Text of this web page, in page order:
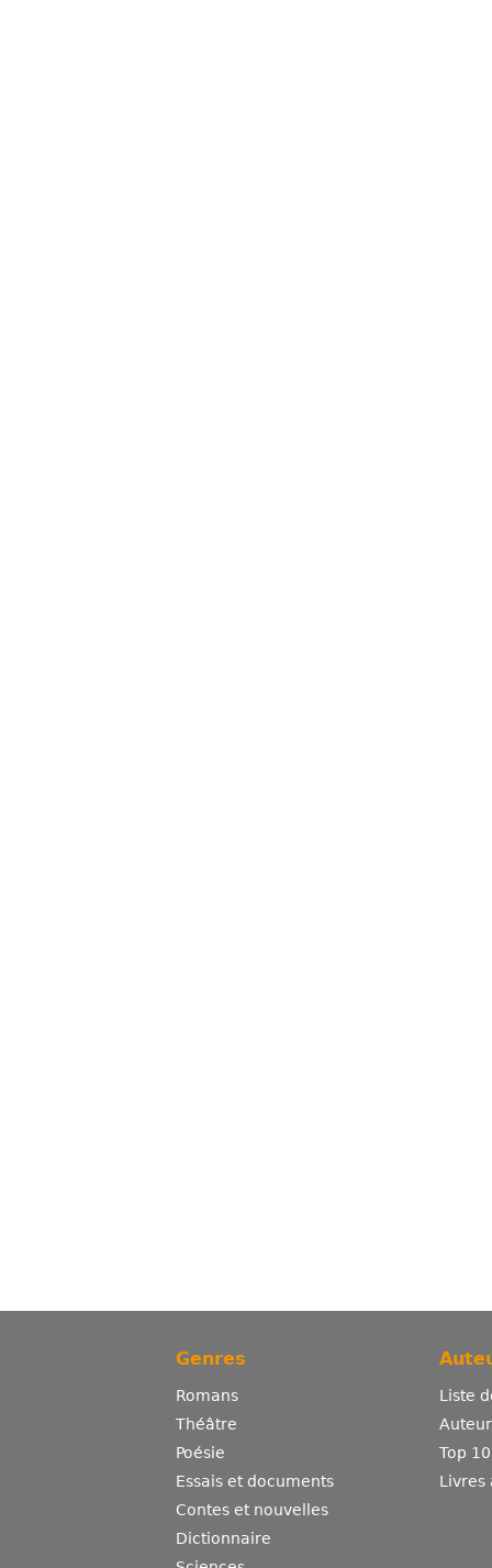
Genres
Romans
Théâtre
Poésie
Essais et documents
Contes et nouvelles
Dictionnaire
Liste
Top
Livres